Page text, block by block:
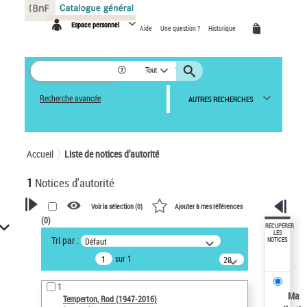
Espace personnel Aide Une question ? Historique
Tout
Recherche avancée AUTRES RECHERCHES
Accueil Liste de notices d’autorité
1 Notices d'autorité
VOTRE RECHERCHE
Recherche avancée dans les
notices d’autorité
Œuvres liées à l'auteur :
Temperton, Rod (1947-2016)
Voir la sélection (0) Ajouter à mes références
(0)
Tri par : Défaut
sur 1
20
résultats/page
1
Temperton, Rod (1947-2016)
RÉCUPÉRER
LES
NOTICES
Ma
Panneau de gestion des cookies